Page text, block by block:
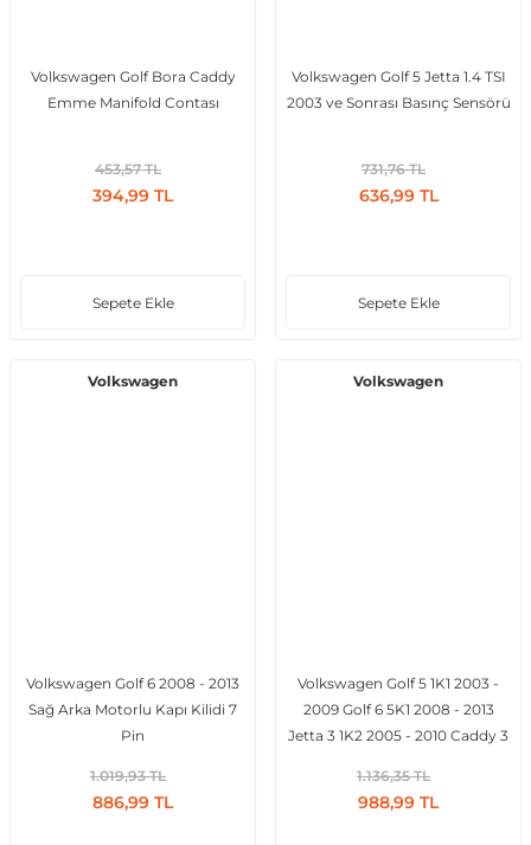
Volkswagen Golf Bora Caddy
Emme Manifold Contası
453,57 TL
394,99 TL
Sepete Ekle
Volkswagen Golf 5 Jetta 1.4 TSI
2003 ve Sonrası Basınç Sensörü
731,76 TL
636,99 TL
Sepete Ekle
Volkswagen
Volkswagen Golf 6 2008 - 2013
Sağ Arka Motorlu Kapı Kilidi 7
Pin
1.019,93 TL
886,99 TL
Volkswagen
Volkswagen Golf 5 1K1 2003 -
2009 Golf 6 5K1 2008 - 2013
Jetta 3 1K2 2005 - 2010 Caddy 3
Kapı Kilidi 8 Pin
1.136,35 TL
988,99 TL